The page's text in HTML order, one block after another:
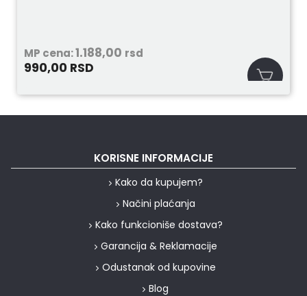
MP cena:1.188,00 rsd
990,00 RSD
KORISNE INFORMACIJE
Kako da kupujem?
Načini plaćanja
Kako funkcioniše dostava?
Garancija & Reklamacije
Odustanak od kupovine
Blog